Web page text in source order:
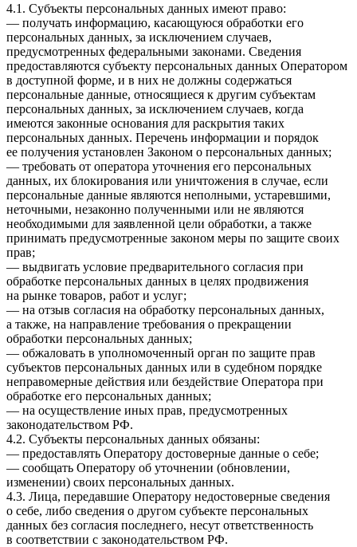
4.1. Субъекты персональных данных имеют право:
— получать информацию, касающуюся обработки его
персональных данных, за исключением случаев,
предусмотренных федеральными законами. Сведения
предоставляются субъекту персональных данных Оператором
в доступной форме, и в них не должны содержаться
персональные данные, относящиеся к другим субъектам
персональных данных, за исключением случаев, когда
имеются законные основания для раскрытия таких
персональных данных. Перечень информации и порядок
ее получения установлен Законом о персональных данных;
— требовать от оператора уточнения его персональных
данных, их блокирования или уничтожения в случае, если
персональные данные являются неполными, устаревшими,
неточными, незаконно полученными или не являются
необходимыми для заявленной цели обработки, а также
принимать предусмотренные законом меры по защите своих
прав;
— выдвигать условие предварительного согласия при
обработке персональных данных в целях продвижения
на рынке товаров, работ и услуг;
— на отзыв согласия на обработку персональных данных,
а также, на направление требования о прекращении
обработки персональных данных;
— обжаловать в уполномоченный орган по защите прав
субъектов персональных данных или в судебном порядке
неправомерные действия или бездействие Оператора при
обработке его персональных данных;
— на осуществление иных прав, предусмотренных
законодательством РФ.
4.2. Субъекты персональных данных обязаны:
— предоставлять Оператору достоверные данные о себе;
— сообщать Оператору об уточнении (обновлении,
изменении) своих персональных данных.
4.3. Лица, передавшие Оператору недостоверные сведения
о себе, либо сведения о другом субъекте персональных
данных без согласия последнего, несут ответственность
в соответствии с законодательством РФ.